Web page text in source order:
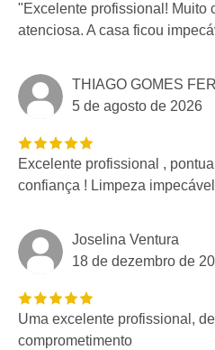
"Excelente profissional! Muito
atenciosa. A casa ficou
THIAGO GOMES
5 de agosto de 2026
Excelente profissional ,
confiança ! Limpeza impecável
Joselina Ventura
18 de dezembro de
Uma excelente profissional,
comprometimento